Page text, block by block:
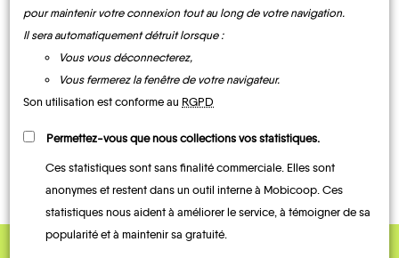
Les infosMOBILITE
TRAIN À LA
DEMANDE
pour maintenir votre connexion tout au long de votre navigation.
Il sera automatiquement détruit lorsque :
Vous vous déconnecterez,
Vous fermerez la fenêtre de votre navigateur.
Son utilisation est conforme au RGPD
Permettez-vous que nous collections vos statistiques.
Ces statistiques sont sans finalité commerciale. Elles sont
anonymes et restent dans un outil interne à Mobicoop. Ces
statistiques nous aident à améliorer le service, à témoigner de sa
popularité et à maintenir sa gratuité.